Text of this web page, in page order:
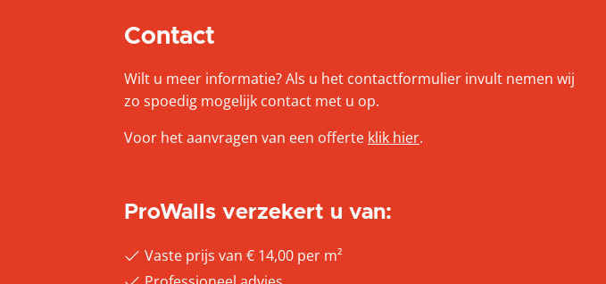
Contact
Wilt u meer informatie? Als u het contactformulier invult nemen wij
zo spoedig mogelijk contact met u op.
Voor het aanvragen van een offerte klik hier.
ProWalls verzekert u van:
Vaste prijs van € 14,00 per m²